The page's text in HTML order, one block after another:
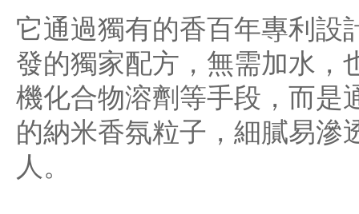
它通過獨有的香百年專利設
發的獨家配方，無需加水，
機化合物溶劑等手段，而是
的納米香氛粒子，細膩易滲
人。